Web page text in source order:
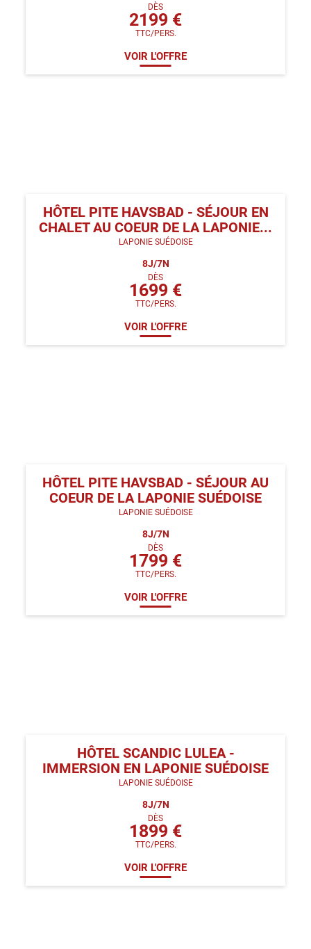
DÈS
2199 €
TTC/PERS.
VOIR L'OFFRE
HÔTEL PITE HAVSBAD - SÉJOUR EN
CHALET AU COEUR DE LA LAPONIE...
LAPONIE SUÉDOISE
8J/7N
DÈS
1699 €
TTC/PERS.
VOIR L'OFFRE
HÔTEL PITE HAVSBAD - SÉJOUR AU
COEUR DE LA LAPONIE SUÉDOISE
LAPONIE SUÉDOISE
8J/7N
DÈS
1799 €
TTC/PERS.
VOIR L'OFFRE
HÔTEL SCANDIC LULEA -
IMMERSION EN LAPONIE SUÉDOISE
LAPONIE SUÉDOISE
8J/7N
DÈS
1899 €
TTC/PERS.
VOIR L'OFFRE